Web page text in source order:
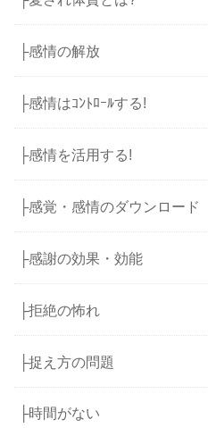
├感情の解放
├感情はｺﾝﾄﾛｰﾙする!
├感情を活用する!
├感覚・感情のダウンロード
├感謝の効果・効能
├拒絶の怖れ
├捉え方の問題
├時間がない